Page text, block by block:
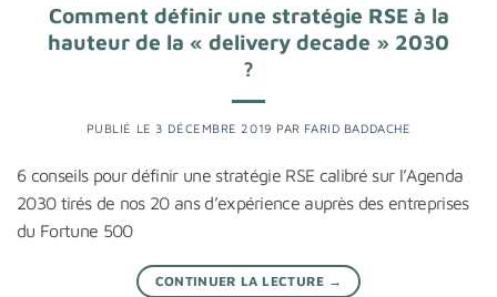
Comment définir une stratégie RSE à la
hauteur de la « delivery decade » 2030
?
PUBLIÉ LE 3 DÉCEMBRE 2019 PAR FARID BADDACHE
6 conseils pour définir une stratégie RSE calibré sur l’Agenda
2030 tirés de nos 20 ans d’expérience auprès des entreprises
du Fortune 500
CONTINUER LA LECTURE →